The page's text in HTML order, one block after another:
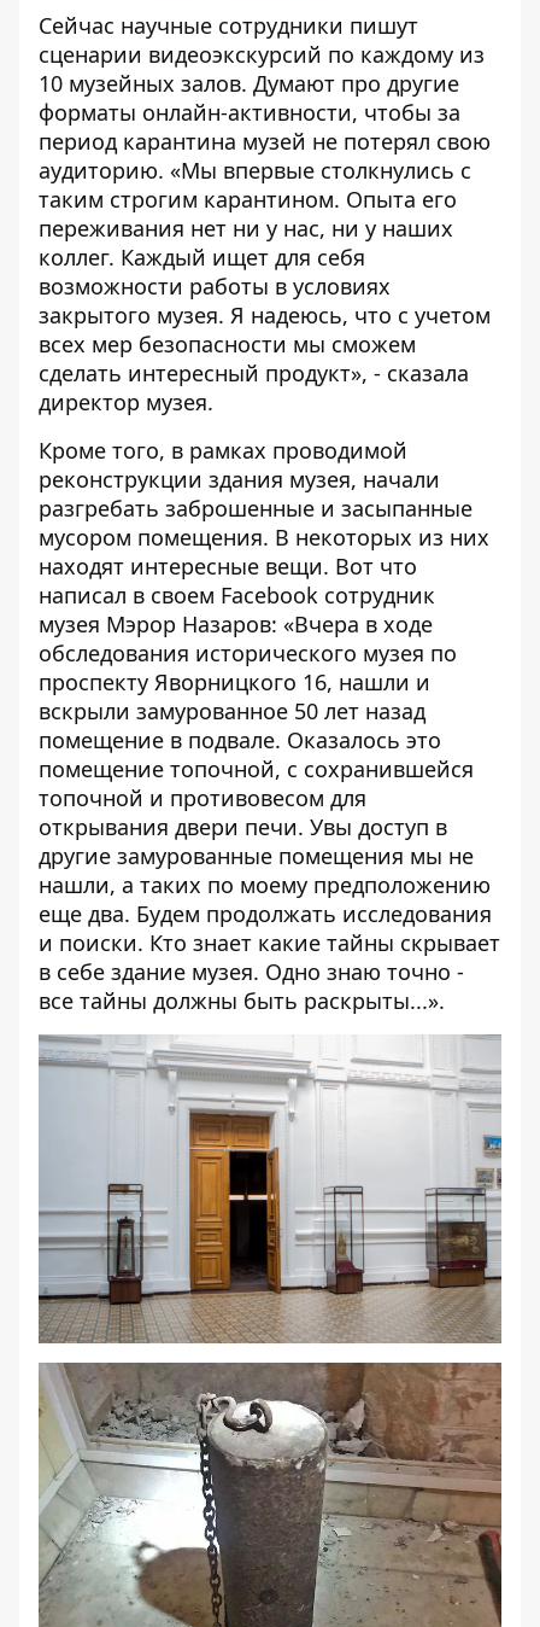
Сейчас научные сотрудники пишут
сценарии видеоэкскурсий по каждому из
10 музейных залов. Думают про другие
форматы онлайн-активности, чтобы за
период карантина музей не потерял свою
аудиторию. «Мы впервые столкнулись с
таким строгим карантином. Опыта его
переживания нет ни у нас, ни у наших
коллег. Каждый ищет для себя
возможности работы в условиях
закрытого музея. Я надеюсь, что с учетом
всех мер безопасности мы сможем
сделать интересный продукт», - сказала
директор музея.
Кроме того, в рамках проводимой
реконструкции здания музея, начали
разгребать заброшенные и засыпанные
мусором помещения. В некоторых из них
находят интересные вещи. Вот что
написал в своем Facebook сотрудник
музея Мэрор Назаров: «Вчера в ходе
обследования исторического музея по
проспекту Яворницкого 16, нашли и
вскрыли замурованное 50 лет назад
помещение в подвале. Оказалось это
помещение топочной, с сохранившейся
топочной и противовесом для
открывания двери печи. Увы доступ в
другие замурованные помещения мы не
нашли, а таких по моему предположению
еще два. Будем продолжать исследования
и поиски. Кто знает какие тайны скрывает
в себе здание музея. Одно знаю точно -
все тайны должны быть раскрыты...».